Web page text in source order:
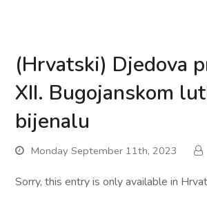
(Hrvatski) Djedova
XII. Bugojanskom
bijenalu
Monday September 11th, 2023
Sorry, this entry is only available in